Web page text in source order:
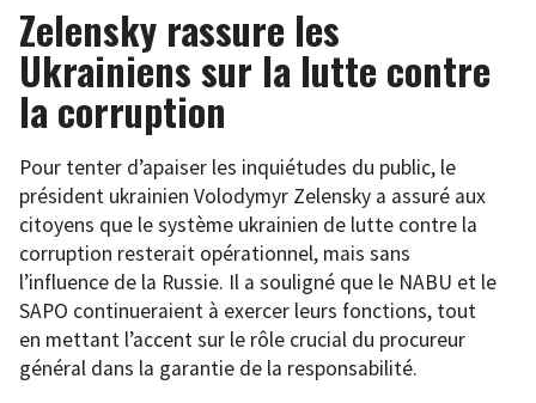
Zelensky rassure les
Ukrainiens sur la lutte contre
la corruption
Pour tenter d’apaiser les inquiétudes du public, le
président ukrainien Volodymyr Zelensky a assuré aux
citoyens que le système ukrainien de lutte contre la
corruption resterait opérationnel, mais sans
l’influence de la Russie. Il a souligné que le NABU et le
SAPO continueraient à exercer leurs fonctions, tout
en mettant l’accent sur le rôle crucial du procureur
général dans la garantie de la responsabilité.